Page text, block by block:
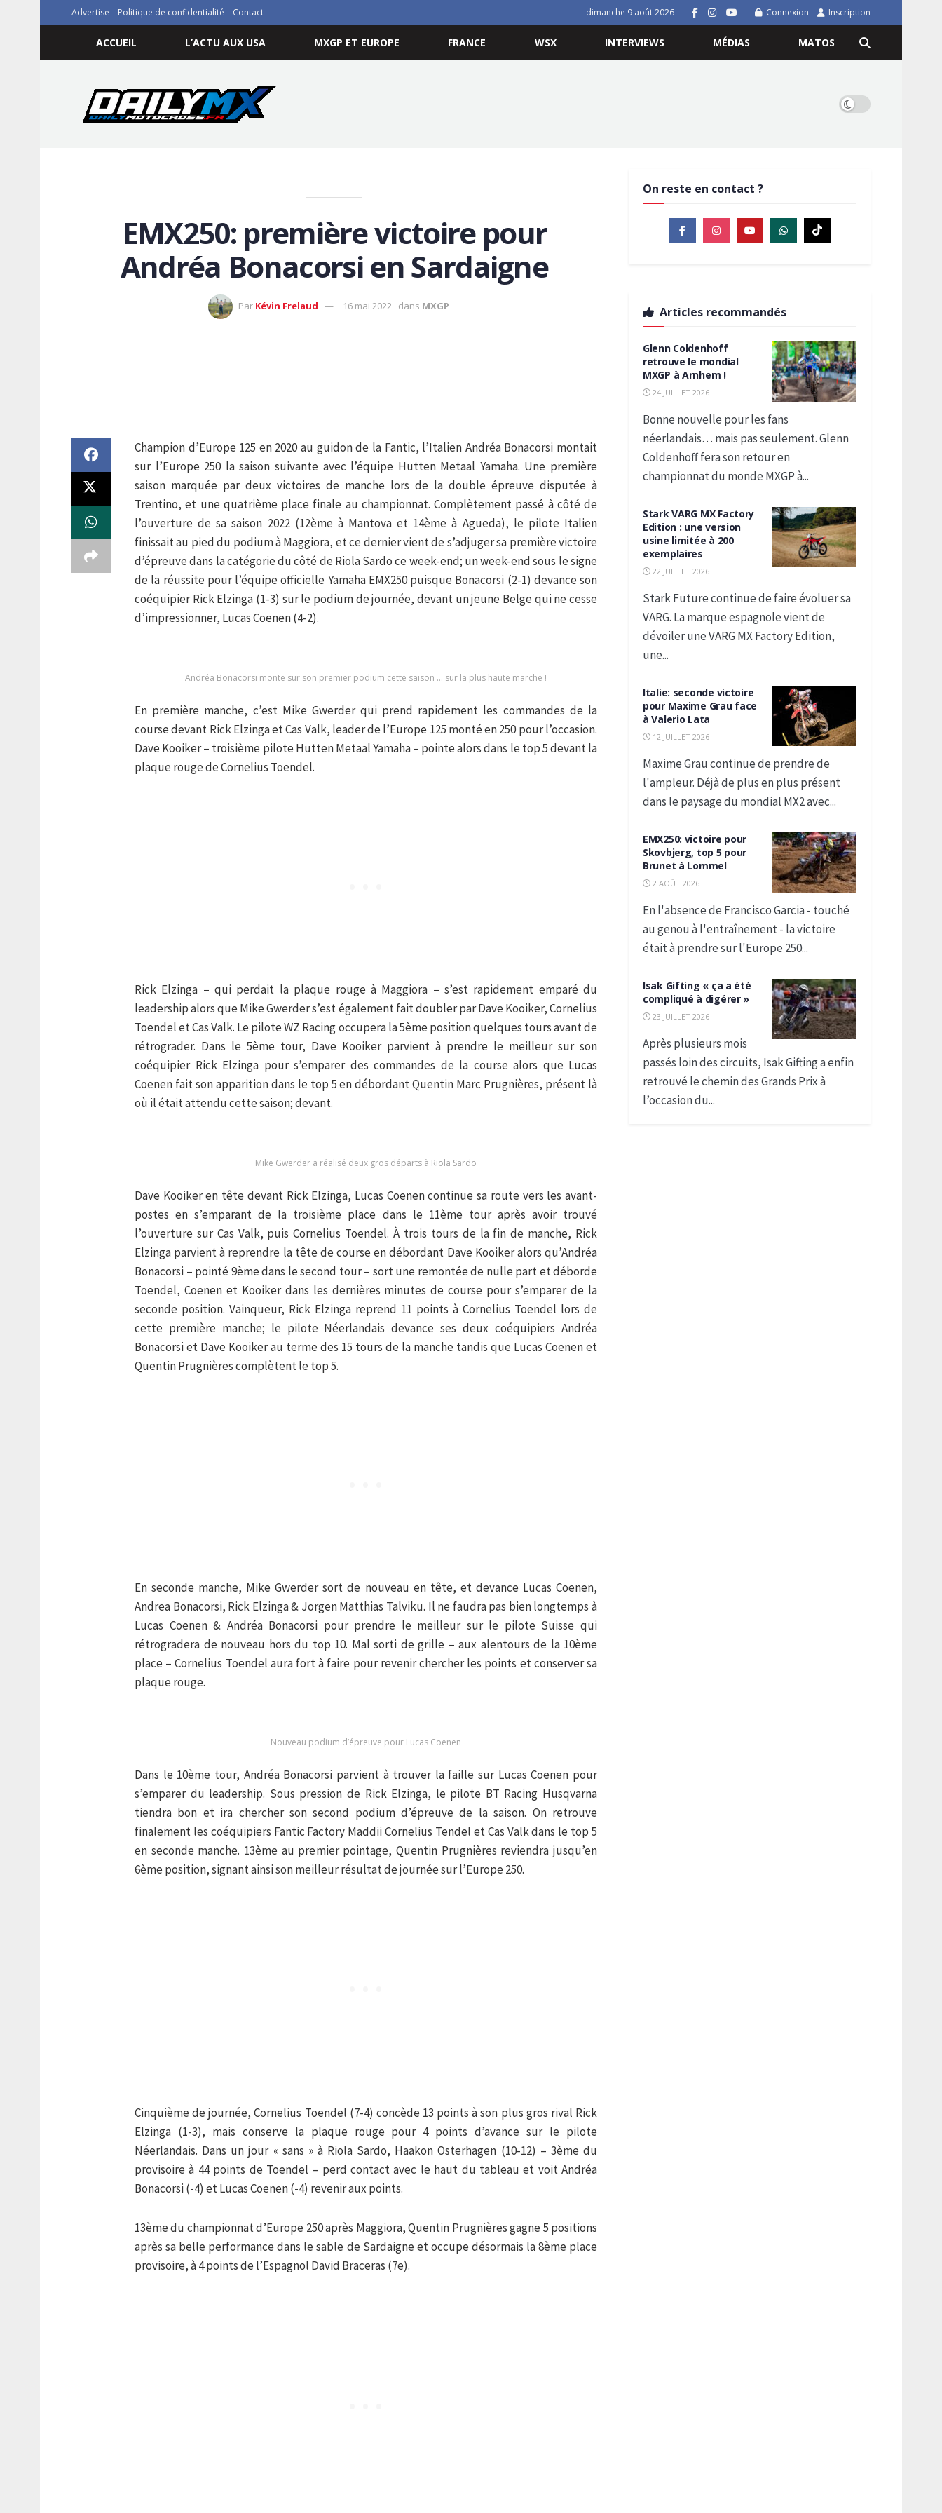
Advertise Politique de confidentialité Contact dimanche 9 août 2026 Connexion Inscription
ACCUEIL L’ACTU AUX USA MXGP ET EUROPE FRANCE WSX INTERVIEWS MÉDIAS MATOS
EMX250: première victoire pour
Andréa Bonacorsi en Sardaigne
Par Kévin Frelaud 16 mai 2022 dans MXGP
Champion d’Europe 125 en 2020 au guidon de la Fantic, l’Italien Andréa Bonacorsi montait
sur l’Europe 250 la saison suivante avec l’équipe Hutten Metaal Yamaha. Une première
saison marquée par deux victoires de manche lors de la double épreuve disputée à
Trentino, et une quatrième place finale au championnat. Complètement passé à côté de
l’ouverture de sa saison 2022 (12ème à Mantova et 14ème à Agueda), le pilote Italien
finissait au pied du podium à Maggiora, et ce dernier vient de s’adjuger sa première victoire
d’épreuve dans la catégorie du côté de Riola Sardo ce week-end; un week-end sous le signe
de la réussite pour l’équipe officielle Yamaha EMX250 puisque Bonacorsi (2-1) devance son
coéquipier Rick Elzinga (1-3) sur le podium de journée, devant un jeune Belge qui ne cesse
d’impressionner, Lucas Coenen (4-2).
Andréa Bonacorsi monte sur son premier podium cette saison … sur la plus haute marche !
En première manche, c’est Mike Gwerder qui prend rapidement les commandes de la
course devant Rick Elzinga et Cas Valk, leader de l’Europe 125 monté en 250 pour l’occasion.
Dave Kooiker – troisième pilote Hutten Metaal Yamaha – pointe alors dans le top 5 devant la
plaque rouge de Cornelius Toendel.
Rick Elzinga – qui perdait la plaque rouge à Maggiora – s’est rapidement emparé du
leadership alors que Mike Gwerder s’est également fait doubler par Dave Kooiker, Cornelius
Toendel et Cas Valk. Le pilote WZ Racing occupera la 5ème position quelques tours avant de
rétrograder. Dans le 5ème tour, Dave Kooiker parvient à prendre le meilleur sur son
coéquipier Rick Elzinga pour s’emparer des commandes de la course alors que Lucas
Coenen fait son apparition dans le top 5 en débordant Quentin Marc Prugnières, présent là
où il était attendu cette saison; devant.
Mike Gwerder a réalisé deux gros départs à Riola Sardo
Dave Kooiker en tête devant Rick Elzinga, Lucas Coenen continue sa route vers les avant-
postes en s’emparant de la troisième place dans le 11ème tour après avoir trouvé
l’ouverture sur Cas Valk, puis Cornelius Toendel. À trois tours de la fin de manche, Rick
Elzinga parvient à reprendre la tête de course en débordant Dave Kooiker alors qu’Andréa
Bonacorsi – pointé 9ème dans le second tour – sort une remontée de nulle part et déborde
Toendel, Coenen et Kooiker dans les dernières minutes de course pour s’emparer de la
seconde position. Vainqueur, Rick Elzinga reprend 11 points à Cornelius Toendel lors de
cette première manche; le pilote Néerlandais devance ses deux coéquipiers Andréa
Bonacorsi et Dave Kooiker au terme des 15 tours de la manche tandis que Lucas Coenen et
Quentin Prugnières complètent le top 5.
En seconde manche, Mike Gwerder sort de nouveau en tête, et devance Lucas Coenen,
Andrea Bonacorsi, Rick Elzinga & Jorgen Matthias Talviku. Il ne faudra pas bien longtemps à
Lucas Coenen & Andréa Bonacorsi pour prendre le meilleur sur le pilote Suisse qui
rétrogradera de nouveau hors du top 10. Mal sorti de grille – aux alentours de la 10ème
place – Cornelius Toendel aura fort à faire pour revenir chercher les points et conserver sa
plaque rouge.
Nouveau podium d’épreuve pour Lucas Coenen
Dans le 10ème tour, Andréa Bonacorsi parvient à trouver la faille sur Lucas Coenen pour
s’emparer du leadership. Sous pression de Rick Elzinga, le pilote BT Racing Husqvarna
tiendra bon et ira chercher son second podium d’épreuve de la saison. On retrouve
finalement les coéquipiers Fantic Factory Maddii Cornelius Tendel et Cas Valk dans le top 5
en seconde manche. 13ème au premier pointage, Quentin Prugnières reviendra jusqu’en
6ème position, signant ainsi son meilleur résultat de journée sur l’Europe 250.
Cinquième de journée, Cornelius Toendel (7-4) concède 13 points à son plus gros rival Rick
Elzinga (1-3), mais conserve la plaque rouge pour 4 points d’avance sur le pilote
Néerlandais. Dans un jour « sans » à Riola Sardo, Haakon Osterhagen (10-12) – 3ème du
provisoire à 44 points de Toendel – perd contact avec le haut du tableau et voit Andréa
Bonacorsi (-4) et Lucas Coenen (-4) revenir aux points.
13ème du championnat d’Europe 250 après Maggiora, Quentin Prugnières gagne 5 positions
après sa belle performance dans le sable de Sardaigne et occupe désormais la 8ème place
provisoire, à 4 points de l’Espagnol David Braceras (7e).
On reste en contact ?
Articles recommandés
Glenn Coldenhoff
retrouve le mondial
MXGP à Arnhem !
24 JUILLET 2026
Bonne nouvelle pour les fans
néerlandais… mais pas seulement. Glenn
Coldenhoff fera son retour en
championnat du monde MXGP à...
Stark VARG MX Factory
Edition : une version
usine limitée à 200
exemplaires
22 JUILLET 2026
Stark Future continue de faire évoluer sa
VARG. La marque espagnole vient de
dévoiler une VARG MX Factory Edition,
une...
Italie: seconde victoire
pour Maxime Grau face
à Valerio Lata
12 JUILLET 2026
Maxime Grau continue de prendre de
l'ampleur. Déjà de plus en plus présent
dans le paysage du mondial MX2 avec...
EMX250: victoire pour
Skovbjerg, top 5 pour
Brunet à Lommel
2 AOÛT 2026
En l'absence de Francisco Garcia - touché
au genou à l'entraînement - la victoire
était à prendre sur l'Europe 250...
Isak Gifting « ça a été
compliqué à digérer »
23 JUILLET 2026
Après plusieurs mois
passés loin des circuits, Isak Gifting a enfin
retrouvé le chemin des Grands Prix à
l’occasion du...